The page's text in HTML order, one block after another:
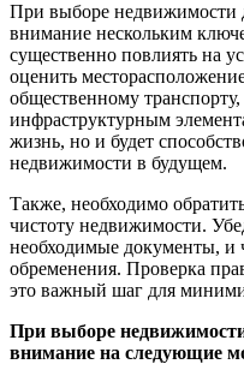
При выборе недвижимости
внимание нескольким
существенно повлиять на
оценить
общественному
инфраструктурным
жизнь, но и будет
недвижимости в будущем.
Также, необходимо
чистоту недвижимости.
необходимые документы, и
обременения. Проверка
это важный шаг для
При выборе
внимание на следующие